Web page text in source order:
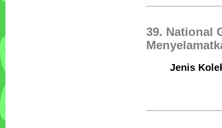
39. National
Jenis